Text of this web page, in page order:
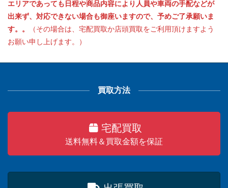
エリアであっても日程や商品内容により人員や車両の手配などが
出来ず、対応できない場合も御座いますので、予めご了承願いま
す。。
（その場合は、宅配買取か店頭買取をご利用頂けますよう
お願い申し上げます。）
買取方法
宅配買取
送料無料＆買取金額を保証